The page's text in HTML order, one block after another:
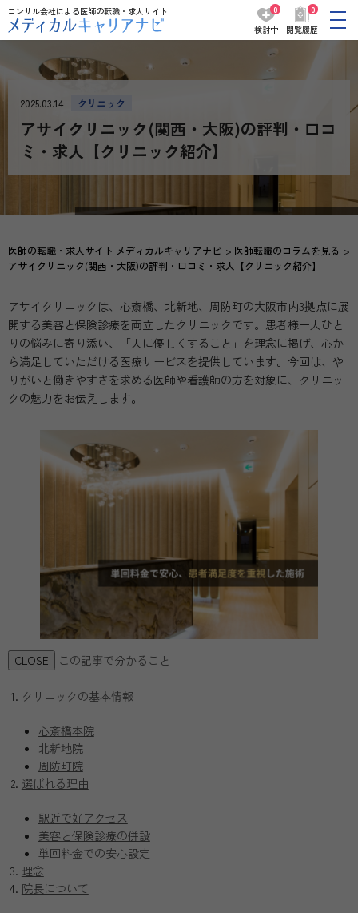
コンサル会社による医師の転職・求人サイト
0
検討中
0
閲覧履歴
2025.03.14 クリニック
アサイクリニック(関西・大阪)の評判・口コ
ミ・求人【クリニック紹介】
医師の転職・求人サイト メディカルキャリアナビ
医師転職のコラムを見る
アサイクリニック(関西・大阪)の評判・口コミ・求人【クリニック紹介】
アサイクリニックは、心斎橋、北新地、周防町の大阪市内3拠点に展
開する美容と保険診療を両立したクリニックです。患者様一人ひと
りの悩みに寄り添い、「人に優しくすること」を理念に掲げ、心か
ら満足していただける医療サービスを提供しています。今回は、や
りがいと働きやすさを求める医師や看護師の方を対象に、クリニッ
クの魅力をお伝えします。
CLOSE この記事で分かること
クリニックの基本情報
心斎橋本院
北新地院
周防町院
選ばれる理由
駅近で好アクセス
美容と保険診療の併設
単回料金での安心設定
理念
院長について